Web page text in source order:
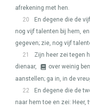
afrekening met hen.
20
En degene die de
nog vijf talenten bij hem,
gegeven; zie, nog vijf
21
Zijn heer zei tegen
dienaar,
over weinig
aanstellen; ga in, in de
22
En degene die de
naar hem toe en zei: Heer,